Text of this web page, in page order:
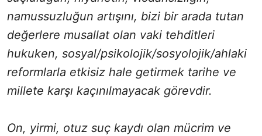
namussuzluğun artışını, bizi bir arada tutan
değerlere musallat olan vaki tehditleri
hukuken, sosyal/psikolojik/sosyolojik/ahlaki
reformlarla etkisiz hale getirmek tarihe ve
millete karşı kaçınılmayacak görevdir.
On, yirmi, otuz suç kaydı olan mücrim ve